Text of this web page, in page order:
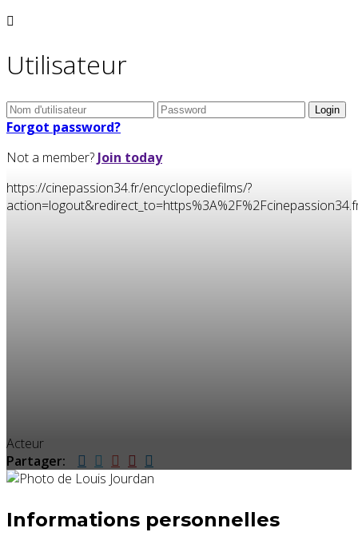
Utilisateur
Forgot password?
Not a member? Join today
https://cinepassion34.fr/encyclopediefilms/?
Acteur
Partager:
Informations personnelles